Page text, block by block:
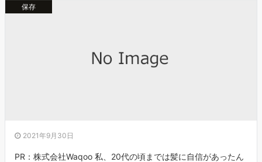
保存
2021年9月30日
PR：株式会社Waqoo 私、20代の頃までは髪に自信があったん